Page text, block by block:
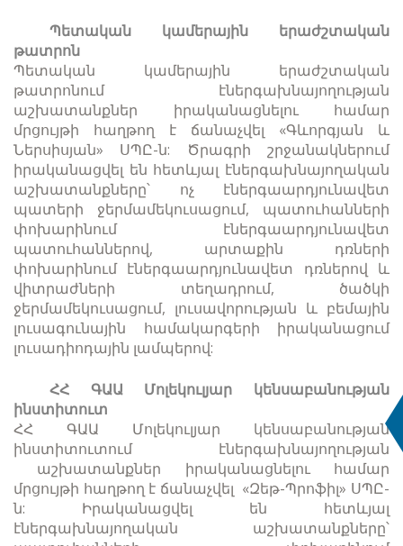
Պետական կամերային երաժշտական
թատրոն
Պետական կամերային երաժշտական
թատրոնում էներգախնայողության
աշխատանքներ իրականացնելու համար
մրցույթի հաղթող է ճանաչվել «Գևորգյան և
Ներսիսյան» ՍՊԸ-ն: Ծրագրի շրջանակներում
իրականացվել են հետևյալ էներգախնայողական
աշխատանքները՝ ոչ էներգաարդյունավետ
պատերի ջերմամեկուսացում, պատուհանների
փոխարինում էներգաարդյունավետ
պատուհաններով, արտաքին դռների
փոխարինում էներգաարդյունավետ դռներով և
վիտրաժների տեղադրում, ծածկի
ջերմամեկուսացում, լուսավորության և բեմային
լուսագունային համակարգերի իրականացում
լուսադիոդային լամպերով:
ՀՀ ԳԱԱ Մոլեկուլյար կենսաբանության
ինստիտուտ
ՀՀ ԳԱԱ Մոլեկուլյար կենսաբանության
ինստիտուտում էներգախնայողության
աշխատանքներ իրականացնելու համար
մրցույթի հաղթող է ճանաչվել «Զեթ-Պրոֆիլ» ՍՊԸ-
ն: Իրականացվել են հետևյալ
էներգախնայողական աշխատանքները՝